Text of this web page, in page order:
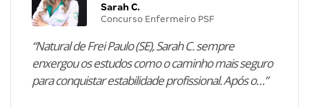
Sarah C.
Concurso Enfermeiro PSF
“Natural de Frei Paulo (SE), Sarah C. sempre
enxergou os estudos como o caminho mais seguro
para conquistar estabilidade profissional. Após o…”